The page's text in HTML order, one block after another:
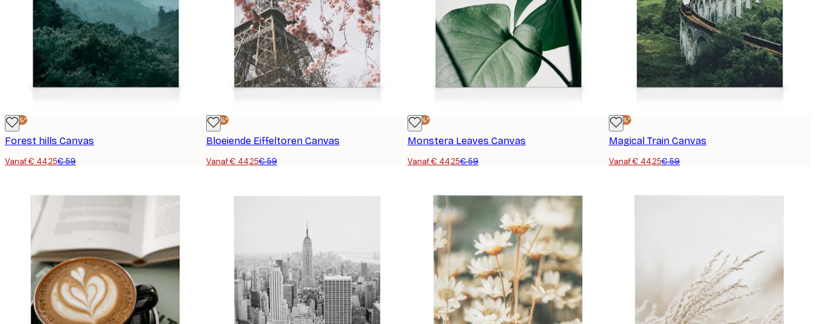
-25%*
Forest hills Canvas
Vanaf € 44,25€ 59
-25%*
Bloeiende Eiffeltoren Canvas
Vanaf € 44,25€ 59
-25%*
Monstera Leaves Canvas
Vanaf € 44,25€ 59
-25%*
Magical Train Canvas
Vanaf € 44,25€ 59